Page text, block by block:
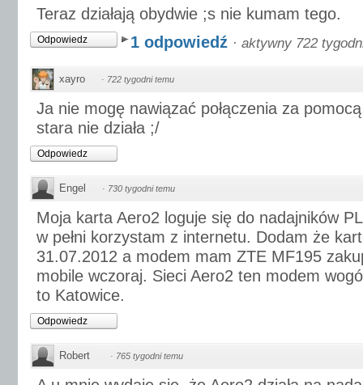
Teraz działają obydwie ;s nie kumam tego.
Odpowiedz 1 odpowiedź · aktywny 722
xayro · 722 tygodni temu
Ja nie mogę nawiązać połączenia za
stara nie działa ;/
Odpowiedz
Engel · 730 tygodni temu
Moja karta Aero2 loguje się do nadajników
w pełni korzystam z internetu. Dodam że
31.07.2012 a modem mam ZTE MF195
mobile wczoraj. Sieci Aero2 ten modem
to Katowice.
Odpowiedz
Robert · 765 tygodni temu